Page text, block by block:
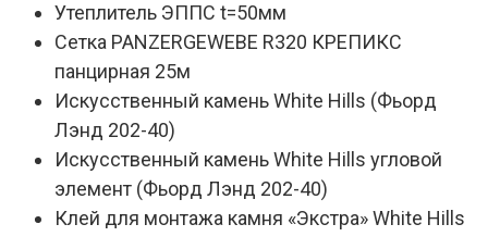
Утеплитель ЭППС t=50мм
Сетка PANZERGEWEBE R320 КРЕПИКС
панцирная 25м
Искусственный камень White Hills (Фьорд
Лэнд 202-40)
Искусственный камень White Hills угловой
элемент (Фьорд Лэнд 202-40)
Клей для монтажа камня «Экстра» White Hills